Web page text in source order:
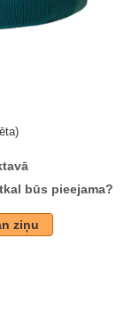
būs pieejama?
ziņu